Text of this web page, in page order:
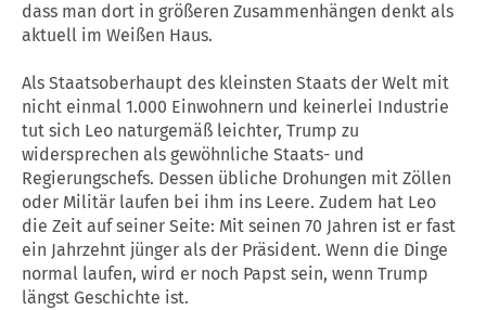
dass man dort in größeren Zusammenhängen denkt als
aktuell im Weißen Haus.
Als Staatsoberhaupt des kleinsten Staats der Welt mit
nicht einmal 1.000 Einwohnern und keinerlei Industrie
tut sich Leo naturgemäß leichter, Trump zu
widersprechen als gewöhnliche Staats- und
Regierungschefs. Dessen übliche Drohungen mit Zöllen
oder Militär laufen bei ihm ins Leere. Zudem hat Leo
die Zeit auf seiner Seite: Mit seinen 70 Jahren ist er fast
ein Jahrzehnt jünger als der Präsident. Wenn die Dinge
normal laufen, wird er noch Papst sein, wenn Trump
längst Geschichte ist.